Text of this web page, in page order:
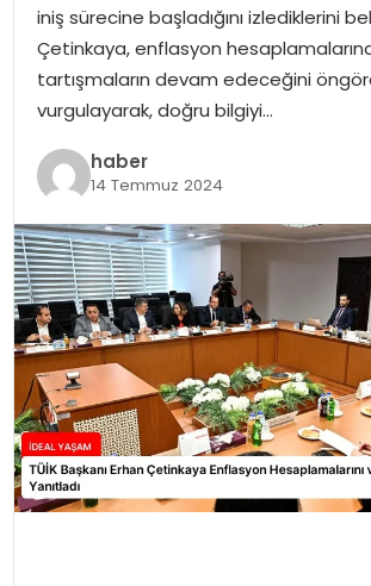
iniş sürecine başladığını izlediklerini
Çetinkaya, enflasyon
tartışmaların devam edeceğini
vurgulayarak, doğru bilgiyi…
haber
14 Temmuz 2024